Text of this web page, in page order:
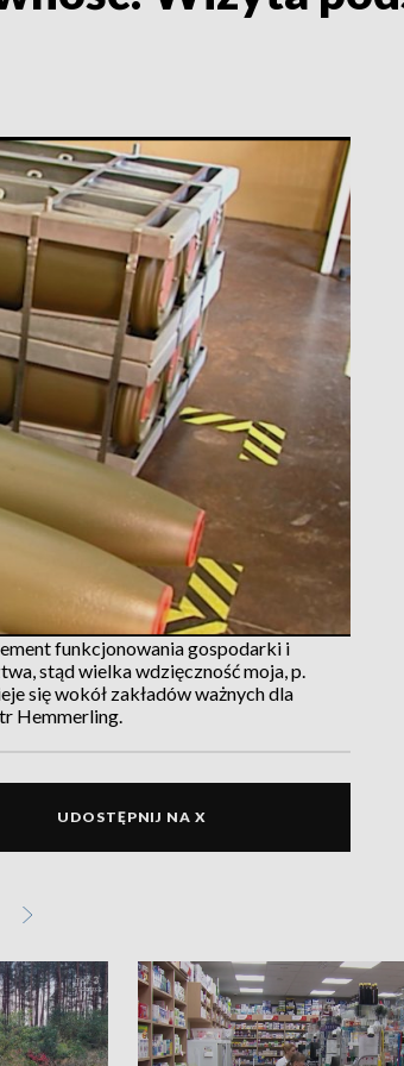
funkcjonowania gospodarki i
stąd wielka wdzięczność moja, p.
się wokół zakładów ważnych dla
Hemmerling.
UDOSTĘPNIJ NA X